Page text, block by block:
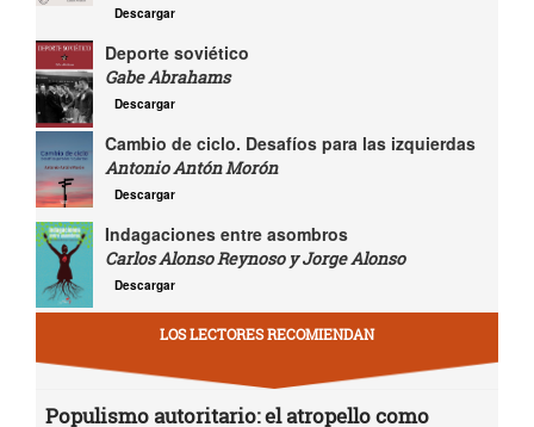
Descargar
Deporte soviético
Gabe Abrahams
Descargar
Cambio de ciclo. Desafíos para las izquierdas
Antonio Antón Morón
Descargar
Indagaciones entre asombros
Carlos Alonso Reynoso y Jorge Alonso
Descargar
LOS LECTORES RECOMIENDAN
Populismo autoritario: el atropello como